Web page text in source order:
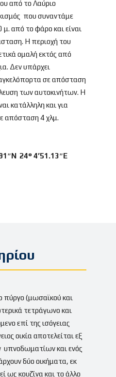
από το Λαύριο
που συναντάμε
μ. από το φάρο και είναι
Η περιοχή του
ομαλή εκτός από
Δεν υπάρχει
σε απόσταση
των αυτοκινήτων. Η
κατάλληλη και για
απόσταση 4 χλμ.
24° 4’51.13″E
πύργο (μωσαϊκού και
τετράγωνο και
επί της ισόγειας
οικία αποτελείται εξ
υπνοδωματίων και ενός
δύο οικήματα, εκ
ως κουζίνα και το άλλο